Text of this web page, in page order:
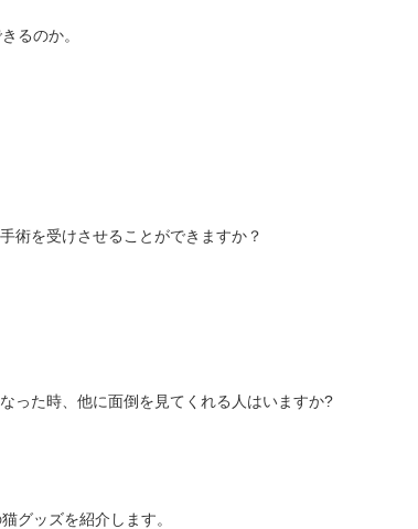
るのか。
術を受けさせることができますか？
った時、他に面倒を見てくれる人はいますか?
グッズを紹介します。